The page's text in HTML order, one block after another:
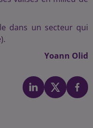
dans un secteur qui
Yoann Olid